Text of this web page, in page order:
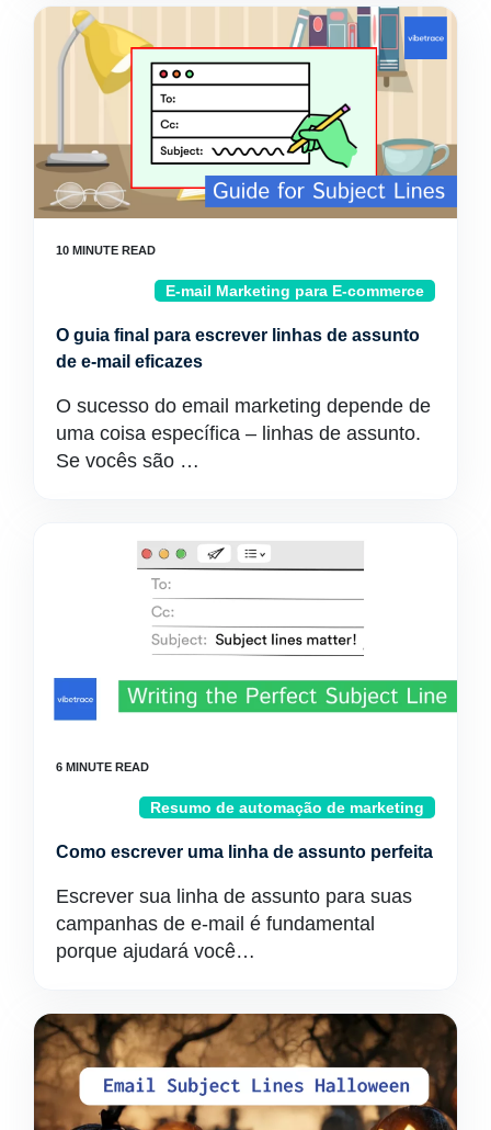
E-mail Marketing para E-commerce
O guia final para escrever linhas de assunto
de e-mail eficazes
O sucesso do email marketing depende de
uma coisa específica – linhas de assunto.
Se vocês são …
Resumo de automação de marketing
Como escrever uma linha de assunto perfeita
Escrever sua linha de assunto para suas
campanhas de e-mail é fundamental
porque ajudará você…